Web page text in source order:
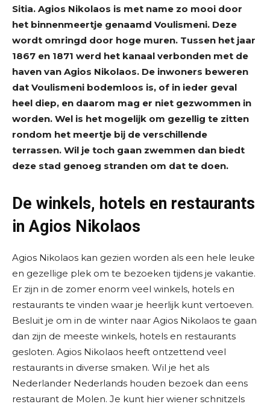
Sitia. Agios Nikolaos is met name zo mooi door
het binnenmeertje genaamd Voulismeni. Deze
wordt omringd door hoge muren. Tussen het jaar
1867 en 1871 werd het kanaal verbonden met de
haven van Agios Nikolaos. De inwoners beweren
dat Voulismeni bodemloos is, of in ieder geval
heel diep, en daarom mag er niet gezwommen in
worden. Wel is het mogelijk om gezellig te zitten
rondom het meertje bij de verschillende
terrassen. Wil je toch gaan zwemmen dan biedt
deze stad genoeg stranden om dat te doen.
De winkels, hotels en restaurants
in Agios Nikolaos
Agios Nikolaos kan gezien worden als een hele leuke
en gezellige plek om te bezoeken tijdens je vakantie.
Er zijn in de zomer enorm veel winkels, hotels en
restaurants te vinden waar je heerlijk kunt vertoeven.
Besluit je om in de winter naar Agios Nikolaos te gaan
dan zijn de meeste winkels, hotels en restaurants
gesloten. Agios Nikolaos heeft ontzettend veel
restaurants in diverse smaken. Wil je het als
Nederlander Nederlands houden bezoek dan eens
restaurant de Molen. Je kunt hier wiener schnitzels